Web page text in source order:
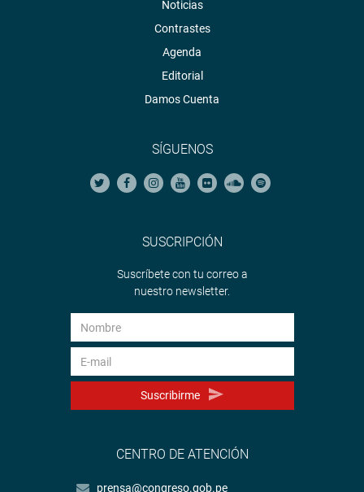
Noticias
Contrastes
Agenda
Editorial
Damos Cuenta
SÍGUENOS
SUSCRIPCIÓN
Suscríbete con tu correo a
nuestro newsletter.
Suscribirme
CENTRO DE ATENCIÓN
prensa@congreso.gob.pe